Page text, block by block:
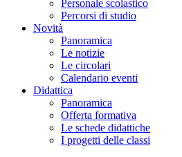
Personale scolastico
Percorsi di studio
Novità
Panoramica
Le notizie
Le circolari
Calendario eventi
Didattica
Panoramica
Offerta formativa
Le schede didattiche
I progetti delle classi